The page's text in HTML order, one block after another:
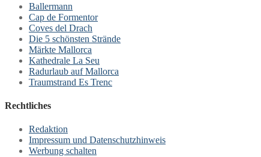
Ballermann
Cap de Formentor
Coves del Drach
Die 5 schönsten Strände
Märkte Mallorca
Kathedrale La Seu
Radurlaub auf Mallorca
Traumstrand Es Trenc
Rechtliches
Redaktion
Impressum und Datenschutzhinweis
Werbung schalten